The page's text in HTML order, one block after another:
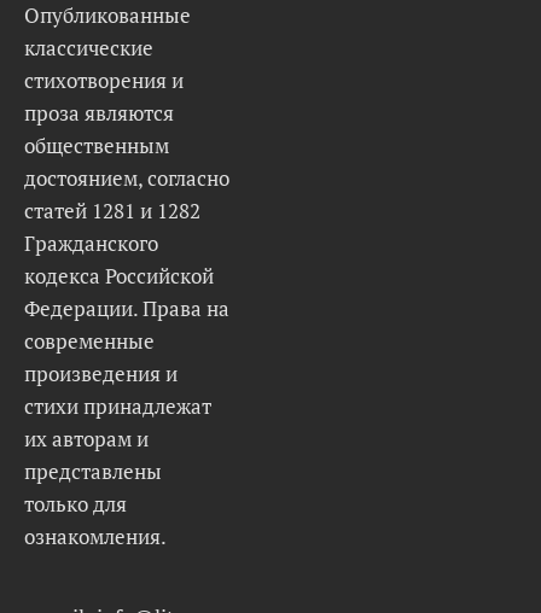
Опубликованные
классические
стихотворения и
проза являются
общественным
достоянием, согласно
статей 1281 и 1282
Гражданского
кодекса Российской
Федерации. Права на
современные
произведения и
стихи принадлежат
их авторам и
представлены
только для
ознакомления.